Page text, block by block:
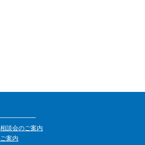
談会のご案内
案内